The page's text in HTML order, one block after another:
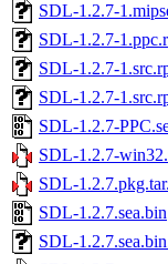
SDL-1.2.7-
SDL-1.2.7-
SDL-1.2.7-
SDL-1.2.7-
SDL-1.2.7-
SDL-1.2.7-
SDL-
SDL-1.2.7.sea.bin
SDL-